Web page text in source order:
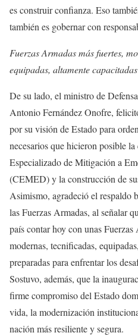
es construir confianza. Eso
también es gobernar con
Fuerzas Armadas más fuertes,
equipadas, altamente capacitadas
De su lado, el ministro de
Antonio Fernández Onofre,
por su visión de Estado para
necesarios que hicieron posible
Especializado de Mitigación a
(CEMED) y la construcción de
Asimismo, agradeció el respaldo
las Fuerzas Armadas, al señalar
país contar hoy con unas Fuerzas
modernas, tecnificadas,
preparadas para enfrentar los
Sostuvo, además, que la
firme compromiso del Estado
vida, la modernización
nación más resiliente y segura.